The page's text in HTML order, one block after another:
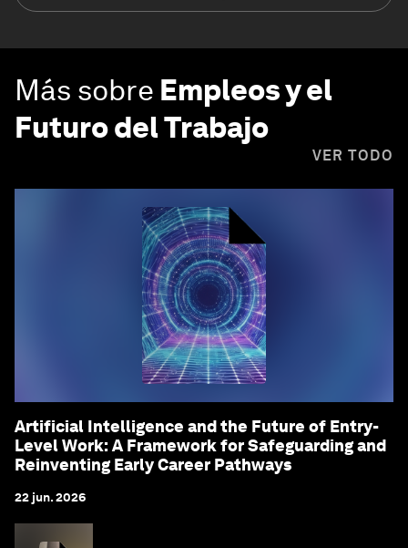
Más sobre Empleos y el
Futuro del Trabajo
VER TODO
Artificial Intelligence and the Future of Entry-
Level Work: A Framework for Safeguarding and
Reinventing Early Career Pathways
22 jun. 2026